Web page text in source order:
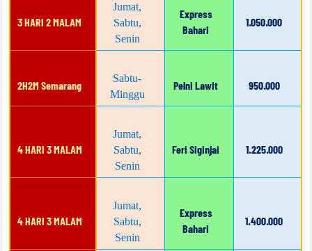
3 HARI 2 MALAM
Jumat,
Sabtu,
Senin
Express
Bahari
1.050.000
2H2M Semarang
Sabtu-
Minggu
Pelni Lawit 950.000
4 HARI 3 MALAM
Jumat,
Sabtu,
Senin
Feri Siginjai 1.225.000
4 HARI 3 MALAM
Jumat,
Sabtu,
Senin
Express
Bahari
1.400.000